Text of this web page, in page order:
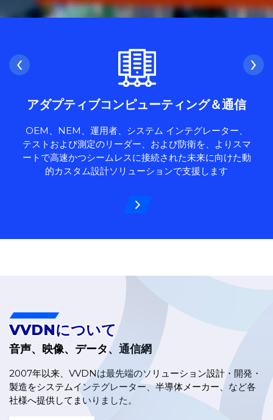
アダプティブコンピューティング＆通信
OEM、NEM、運用者、システム インテグレーター、
テストおよび測定のリーダー、および防衛を、よりスマ
ートで高速かつシームレスに接続された未来に向けた動
的カスタム設計ソリューションで支援します
‹ ›
VVDNについて
音声、映像、データ、通信網
2007年以来、VVDNは最先端のソリューション設計・開発・
製造をシステムインテグレーター、半導体メーカー、など各
社様へ提供してまいりました。